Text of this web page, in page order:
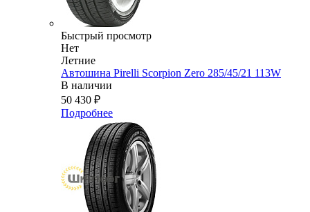
Быстрый просмотр
Нет
Летние
Автошина Pirelli Scorpion Zero 285/45/21 113W
В наличии
50 430 ₽
Подробнее